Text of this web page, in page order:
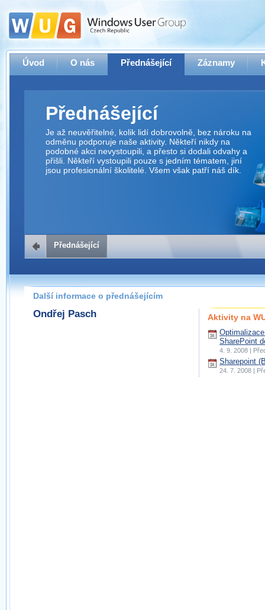
Úvod O nás Přednášející Záznamy
Přednášející
Je až neuvěřitelné, kolik lidí dobrovolně, bez nároku na
odměnu podporuje naše aktivity. Někteří nikdy na
podobné akci nevystoupili, a přesto si dodali odvahy a
přišli. Někteří vystoupili pouze s jedním tématem, jiní
jsou profesionální školitelé. Všem však patří náš dík.
Přednášející
Další informace o přednášejícím
Ondřej Pasch Aktivity na
SharePoint
4. 9. 2008 |
Sharepoint
24. 7. 2008 |